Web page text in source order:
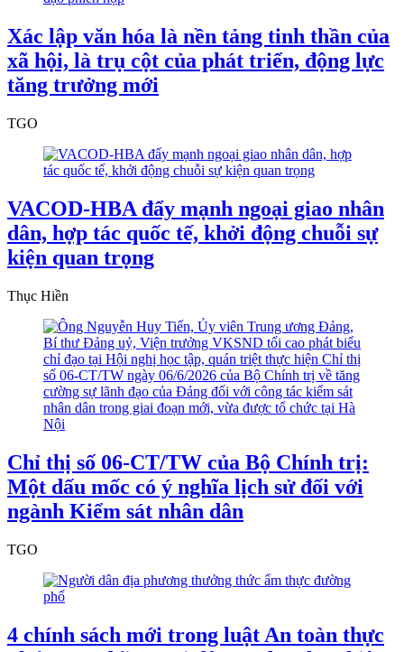
Xác lập văn hóa là nền tảng tinh thần của
xã hội, là trụ cột của phát triển, động lực
tăng trưởng mới
TGO
VACOD-HBA đẩy mạnh ngoại giao nhân
dân, hợp tác quốc tế, khởi động chuỗi sự
kiện quan trọng
Thục Hiền
Chỉ thị số 06-CT/TW của Bộ Chính trị:
Một dấu mốc có ý nghĩa lịch sử đối với
ngành Kiểm sát nhân dân
TGO
4 chính sách mới trong luật An toàn thực